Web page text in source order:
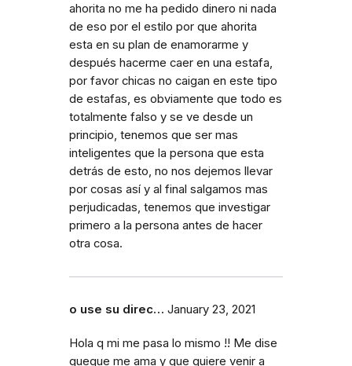
ahorita no me ha pedido dinero ni nada
de eso por el estilo por que ahorita
esta en su plan de enamorarme y
después hacerme caer en una estafa,
por favor chicas no caigan en este tipo
de estafas, es obviamente que todo es
totalmente falso y se ve desde un
principio, tenemos que ser mas
inteligentes que la persona que esta
detrás de esto, no nos dejemos llevar
por cosas así y al final salgamos mas
perjudicadas, tenemos que investigar
primero a la persona antes de hacer
otra cosa.
o use su direc… January 23, 2021
Hola q mi me pasa lo mismo !! Me dise
queque me ama y que quiere venir a